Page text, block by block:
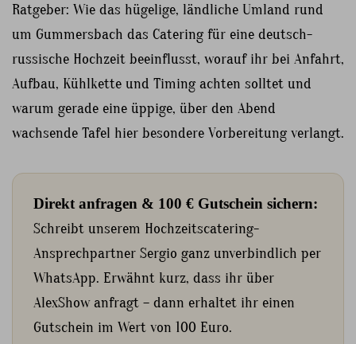
Ratgeber: Wie das hügelige, ländliche Umland rund
um Gummersbach das Catering für eine deutsch-
russische Hochzeit beeinflusst, worauf ihr bei Anfahrt,
Aufbau, Kühlkette und Timing achten solltet und
warum gerade eine üppige, über den Abend
wachsende Tafel hier besondere Vorbereitung verlangt.
Direkt anfragen & 100 € Gutschein sichern:
Schreibt unserem Hochzeitscatering-
Ansprechpartner Sergio ganz unverbindlich per
WhatsApp. Erwähnt kurz, dass ihr über
AlexShow anfragt – dann erhaltet ihr einen
Gutschein im Wert von 100 Euro.